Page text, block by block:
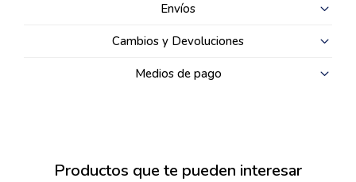
Envíos
Cambios y Devoluciones
Medios de pago
Productos que te pueden interesar